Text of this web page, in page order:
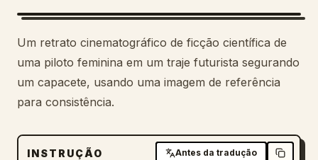
Habilidades
Prompts
Preços
Transferir
Um retrato cinematográfico de ficção científica de
uma piloto feminina em um traje futurista segurando
um capacete, usando uma imagem de referência
para consistência.
INSTRUÇÃO Antes da tradução